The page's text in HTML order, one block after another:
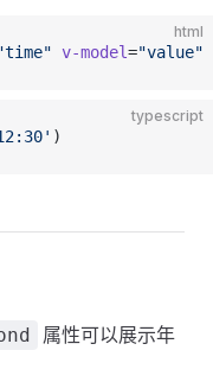
html
v-model="value"
typescript
)
属性可以展示年